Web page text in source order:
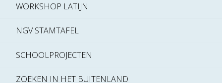
WORKSHOP LATIJN
NGV STAMTAFEL
SCHOOLPROJECTEN
ZOEKEN IN HET BUITENLAND